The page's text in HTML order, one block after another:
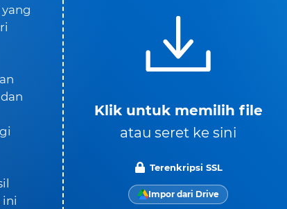
ini
Klik untuk memilih file
atau seret ke sini
Terenkripsi SSL
Impor dari Drive